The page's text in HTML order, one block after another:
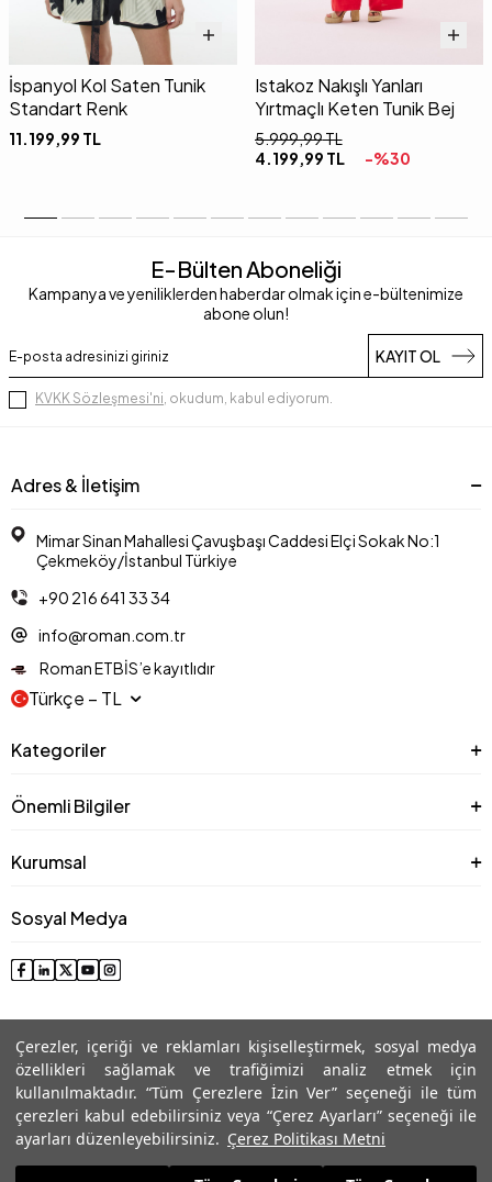
Çerezler, içeriği ve reklamları kişiselleştirmek, sosyal medya
özellikleri sağlamak ve trafiğimizi analiz etmek için
kullanılmaktadır. “Tüm Çerezlere İzin Ver” seçeneği ile tüm
çerezleri kabul edebilirsiniz veya “Çerez Ayarları” seçeneği ile
ayarları düzenleyebilirsiniz. Çerez Politikası Metni
İspanyol Kol Saten Tunik
Standart Renk
11.199,99 TL
Istakoz Nakışlı Yanları
Yırtmaçlı Keten Tunik Bej
5.999,99TL
4.199,99 TL -%30
E-Bülten Aboneliği
Kampanya ve yeniliklerden haberdar olmak için e-bültenimize
abone olun!
KAYIT OL
KVKK Sözleşmesi'ni, okudum, kabul ediyorum.
Adres & İletişim
Mimar Sinan Mahallesi Çavuşbaşı Caddesi Elçi Sokak No:1
Çekmeköy/İstanbul Türkiye
+90 216 641 33 34
info@roman.com.tr
Roman ETBİS’e kayıtlıdır
Türkçe − TL
Kategoriler
Önemli Bilgiler
Kurumsal
Sosyal Medya
© 2025 Roman® Tüm Hakları Saklıdır, İzinsiz kullanılamaz